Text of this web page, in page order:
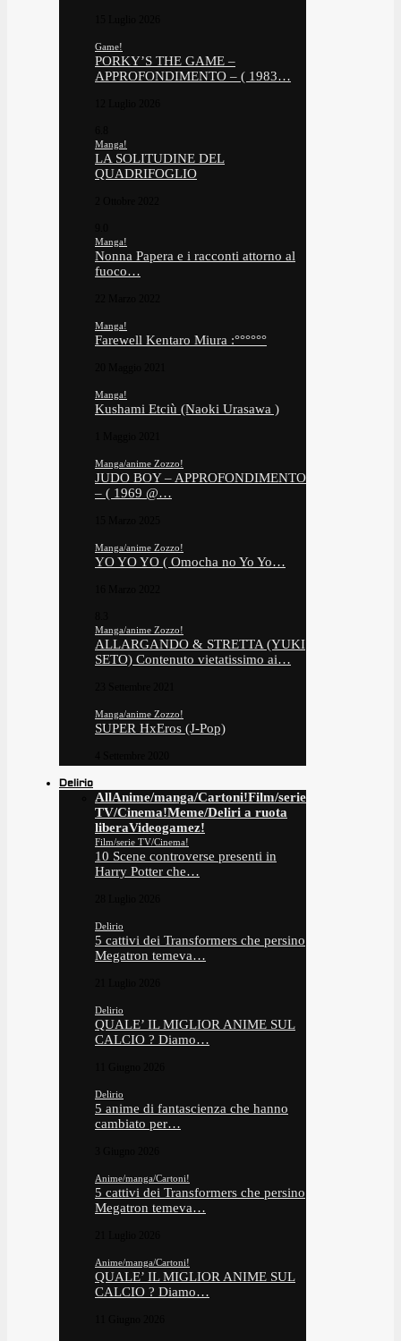
Game!
PORKY’S THE GAME –
APPROFONDIMENTO – ( 1983…
Manga!
LA SOLITUDINE DEL
QUADRIFOGLIO
Manga!
Nonna Papera e i racconti attorno al
fuoco…
Manga!
Farewell Kentaro Miura :°°°°°°
Manga!
Kushami Etciù (Naoki Urasawa )
Manga/anime Zozzo!
JUDO BOY – APPROFONDIMENTO
– ( 1969 @…
Manga/anime Zozzo!
YO YO YO ( Omocha no Yo Yo…
Manga/anime Zozzo!
ALLARGANDO & STRETTA (YUKI
SETO) Contenuto vietatissimo ai…
Manga/anime Zozzo!
SUPER HxEros (J-Pop)
Delirio
AllAnime/manga/Cartoni!Film/serie
TV/Cinema!Meme/Deliri a ruota
liberaVideogamez!
Film/serie TV/Cinema!
10 Scene controverse presenti in
Harry Potter che…
Delirio
5 cattivi dei Transformers che persino
Megatron temeva…
Delirio
QUALE’ IL MIGLIOR ANIME SUL
CALCIO ? Diamo…
Delirio
5 anime di fantascienza che hanno
cambiato per…
Anime/manga/Cartoni!
5 cattivi dei Transformers che persino
Megatron temeva…
Anime/manga/Cartoni!
QUALE’ IL MIGLIOR ANIME SUL
CALCIO ? Diamo…